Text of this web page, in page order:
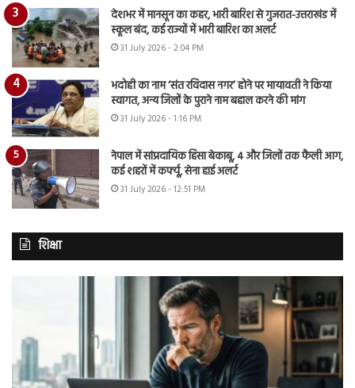
देशभर में मानसून का कहर, भारी बारिश से गुजरात-उत्तराखंड में
स्कूल बंद, कई राज्यों में भारी बारिश का अलर्ट
31 July 2026 - 2:04 PM
भदोही का नाम ‘संत रविदास नगर’ होने पर मायावती ने किया
स्वागत, अन्य जिलों के पुराने नाम बहाल करने की मांग
31 July 2026 - 1:16 PM
नेपाल में सांप्रदायिक हिंसा बेकाबू, 4 और जिलों तक फैली आग,
कई शहरों में कर्फ्यू, सेना हाई अलर्ट
31 July 2026 - 12:51 PM
शिक्षा